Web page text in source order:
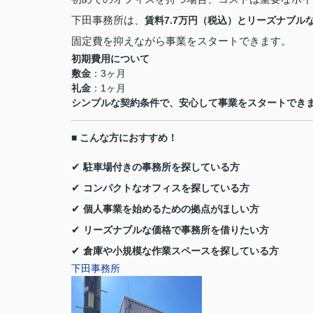
下田事務所は、 賃料7.7万円（税込）とリーズナブル
固定費を抑えながら事業をスタートできます。
初期費用について
敷金 ：3ヶ月
礼金 ：1ヶ月
シンプルな契約条件で、安心して事業をスタートでき
■ こんな方におすすめ！
✔ 駐車場付きの事務所を探している方
✔ コンパクトなオフィスを探している方
✔ 個人事業を始めるための拠点がほしい方
✔ リーズナブルな価格で事務所を借りたい方
✔ 倉庫や小規模な作業スペースを探している方
下田事務所